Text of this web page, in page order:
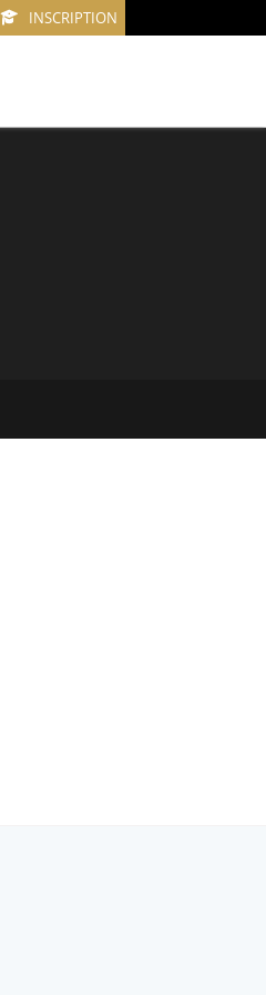
INSCRIPTION